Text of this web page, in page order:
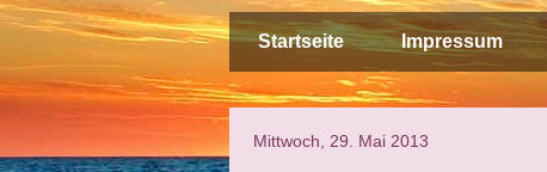
Startseite Impressum
Mittwoch, 29. Mai 2013